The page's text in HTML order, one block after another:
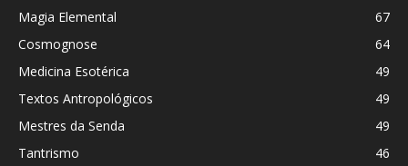
Magia Elemental
67
Cosmognose
64
Medicina Esotérica
49
Textos Antropológicos
49
Mestres da Senda
49
Tantrismo
46